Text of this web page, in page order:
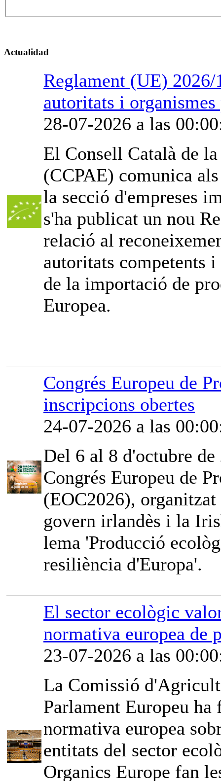
Actualidad
Reglament (UE)
autoritats i
28-07-2026 a las
El Consell Català de
(CCPAE) comunica
la secció d'empreses
s'ha publicat un nou
relació al
autoritats competents
de la importació de
Europea.
Congrés Europeu de
inscripcions obertes
24-07-2026 a las
Del 6 al 8 d'octubre
Congrés Europeu de
(EOC2026),
govern irlandès i la
lema 'Producció
resiliència d'Europa'.
El sector ecològic
normativa europea de
23-07-2026 a las
La Comissió
Parlament Europeu
normativa europea
entitats del sector
Organics Europe fan